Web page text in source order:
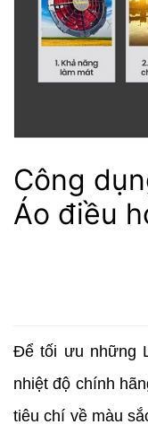
Công
Áo điều
Để tối ưu những
nhiệt độ chính
tiêu chí về màu